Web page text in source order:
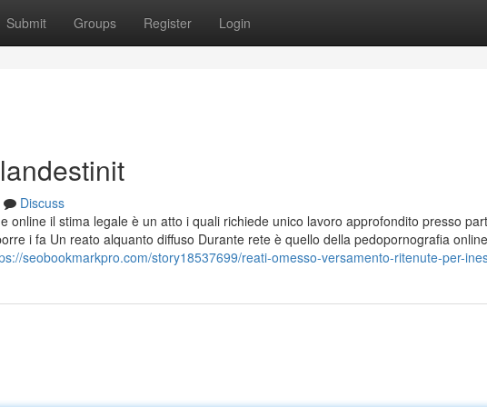
Submit Groups Register Login
Discuss
online il stima legale è un atto i quali richiede unico lavoro approfondito presso
i fa Un reato alquanto diffuso Durante rete è quello della pedopornografia
seobookmarkpro.com/story18537699/reati-omesso-versamento-ritenute-per-